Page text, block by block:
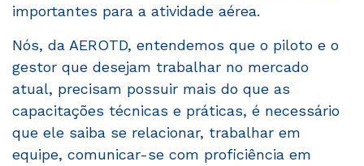
importantes para a atividade aérea.
Nós, da AEROTD, entendemos que o piloto e o
gestor que desejam trabalhar no mercado
atual, precisam possuir mais do que as
capacitações técnicas e práticas, é necessário
que ele saiba se relacionar, trabalhar em
equipe, comunicar-se com proficiência em